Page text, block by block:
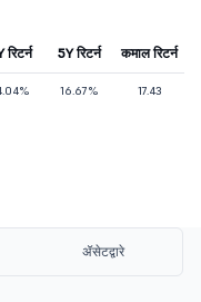
रिटर्न 5Y रिटर्न कमाल रिटर्न
16.67% 17.43
ॲसेटद्वारे